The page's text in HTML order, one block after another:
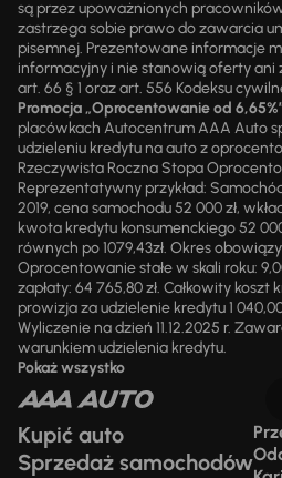
są przez upoważnionych
zastrzega sobie prawo do zawarcia
pisemnej. Prezentowane informacje
informacyjny i nie stanowią oferty
art. 66 § 1 oraz art. 556 Kodeksu
Promocja „Oprocentowanie od
placówkach Autocentrum AAA Auto
udzieleniu kredytu na auto z
Rzeczywista Roczna Stopa
Reprezentatywny przykład:
2019, cena samochodu 52 000 zł,
kwota kredytu konsumenckiego 52
równych po 1079,43zł. Okres
Oprocentowanie stałe w skali roku:
zapłaty: 64 765,80 zł. Całkowity koszt
prowizja za udzielenie kredytu 1 040,00
Wyliczenie na dzień 11.12.2025 r.
warunkiem udzielenia kredytu.
Pokaż wszystko
Kupić auto
Sprzedaż samochodów